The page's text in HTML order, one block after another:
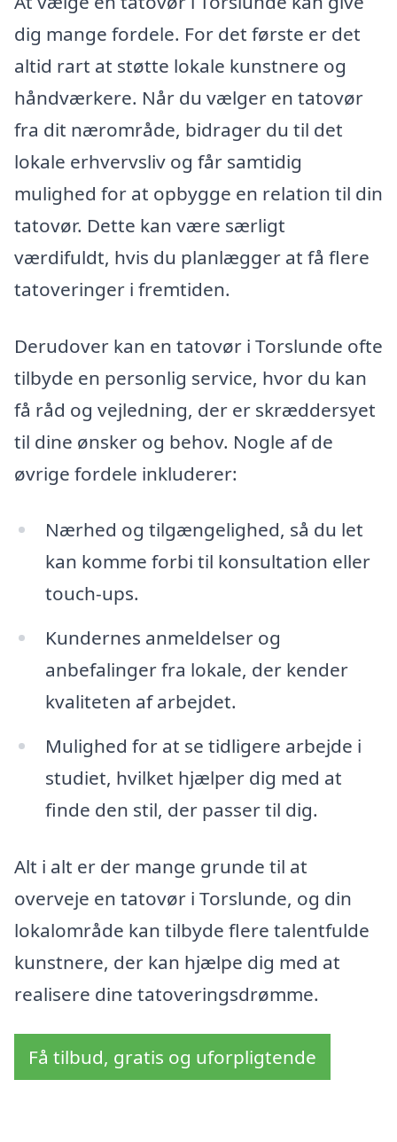
dig mange fordele. For det første er det
altid rart at støtte lokale kunstnere og
håndværkere. Når du vælger en tatovør
fra dit nærområde, bidrager du til det
lokale erhvervsliv og får samtidig
mulighed for at opbygge en relation til din
tatovør. Dette kan være særligt
værdifuldt, hvis du planlægger at få flere
tatoveringer i fremtiden.
Derudover kan en tatovør i Torslunde ofte
tilbyde en personlig service, hvor du kan
få råd og vejledning, der er skræddersyet
til dine ønsker og behov. Nogle af de
øvrige fordele inkluderer:
Nærhed og tilgængelighed, så du let
kan komme forbi til konsultation eller
touch-ups.
Kundernes anmeldelser og
anbefalinger fra lokale, der kender
kvaliteten af arbejdet.
Mulighed for at se tidligere arbejde i
studiet, hvilket hjælper dig med at
finde den stil, der passer til dig.
Alt i alt er der mange grunde til at
overveje en tatovør i Torslunde, og din
lokalområde kan tilbyde flere talentfulde
kunstnere, der kan hjælpe dig med at
realisere dine tatoveringsdrømme.
Få tilbud, gratis og uforpligtende